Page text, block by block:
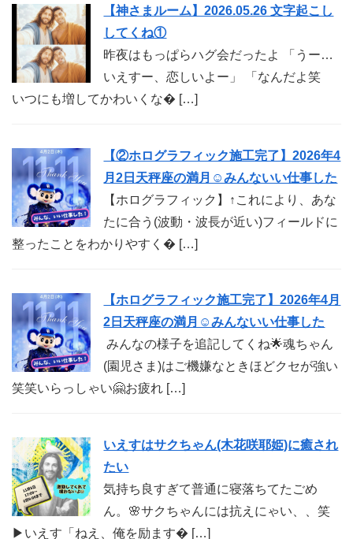
【神さまルーム】2026.05.26 文字起こし
してくね①
昨夜はもっぱらハグ会だったよ 「うー…
いえすー、恋しいよー」 「なんだよ笑
いつにも増してかわいくな� […]
【②ホログラフィック施工完了】2026年4
月2日天秤座の満月☺︎みんないい仕事した
【ホログラフィック】↑これにより、あな
たに合う(波動・波長が近い)フィールドに
整ったことをわかりやすく� […]
【ホログラフィック施工完了】2026年4月
2日天秤座の満月☺︎みんないい仕事した
みんなの様子を追記してくね🌟魂ちゃん
(園児さま)はご機嫌なときほどクセが強い
笑笑いらっしゃい🤗お疲れ […]
いえすはサクちゃん(木花咲耶姫)に癒され
たい
気持ち良すぎて普通に寝落ちてたごめ
ん。🌸サクちゃんには抗えにゃい、、笑
▶︎いえす「ねえ、俺を励ます� […]